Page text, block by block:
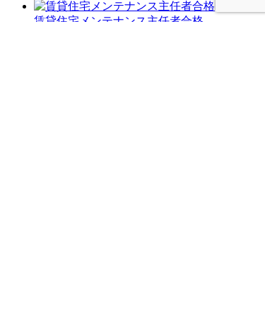
賃貸住宅メンテナンス主任者合格